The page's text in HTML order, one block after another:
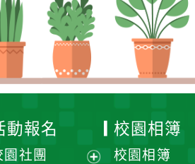
動報名
園社團
校園相簿
校園相簿